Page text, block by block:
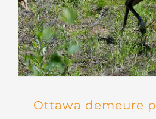
Ottawa demeure